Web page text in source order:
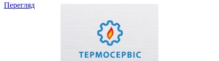
Перегляд